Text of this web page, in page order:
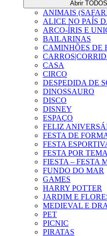
Abrir
ANIMAIS
ALICE NO PAÍS
ARCO-ÍRIS E
BAILARINAS
CAMINHÕES DE
CASA
CIRCO
DESPEDIDA DE
DINOSSAURO
DISCO
DISNEY
ESPAÇO
FELIZ
FESTA DE
FESTA
FESTA POR TEMA
FIESTA – FESTA
FUNDO DO MAR
GAMES
HARRY POTTER
JARDIM E
MEDIEVAL E
PET
PICNIC
PIRATAS